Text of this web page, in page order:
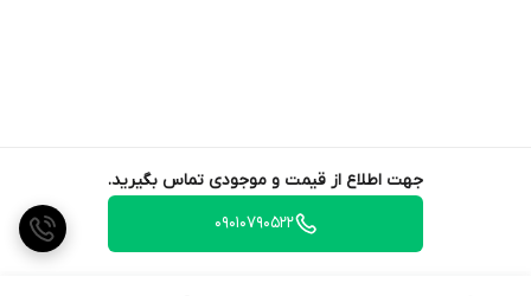
جهت اطلاع از قیمت و موجودی تماس بگیرید.
09010790522